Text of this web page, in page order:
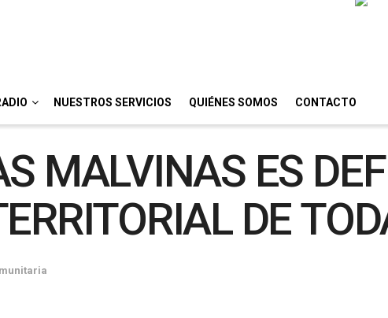
NUESTROS SERVICIOS QUIÉNES SOMOS CONTACTO
MALVINAS ES
DE